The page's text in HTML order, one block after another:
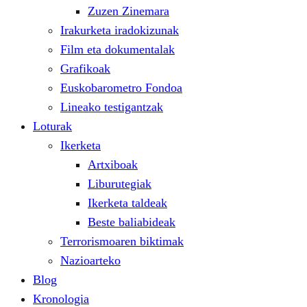
Zuzen Zinemara
Irakurketa iradokizunak
Film eta dokumentalak
Grafikoak
Euskobarometro Fondoa
Lineako testigantzak
Loturak
Ikerketa
Artxiboak
Liburutegiak
Ikerketa taldeak
Beste baliabideak
Terrorismoaren biktimak
Nazioarteko
Blog
Kronologia